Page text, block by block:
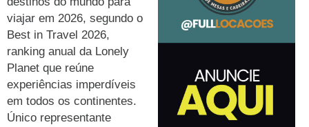
viajar em 2026, segundo o
Best in Travel 2026,
ranking anual da Lonely
Planet que reúne
experiências imperdíveis
em todos os continentes.
Único representante